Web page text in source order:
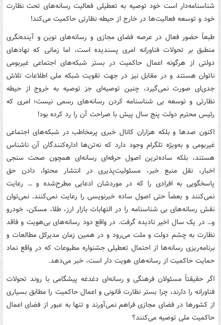
شناسنامه‌دار است خود توصیه به تعطیلی فعالیت رسانه‌های تحت نظارت
خود و توسعه فعالیت‌ها در خارج از حیطه نظارتی حاکمیت می‌کند!
طبعاً حضور فعال در عرصه فضای مجازی و رسانه‌های نوین و آینده‌نگری
منطبق بر تحولات فناورانه امری پسندیده است، اما زمانی که نهادهای
دولتی از هرگونه اعمال حاکمیت در بستر شبکه‌های اجتماعی غیربومی
ناتوان هستند و در مقابل نیز در جهت تقویت شبکه ملی اطلاعات تلاش
جدی‌ای صورت نمی‌گیرد، چنین توصیه‌ای جز توصیه به خروج از حیطه
نظارتی و توسعه بی شناسنامه کردن رسانه‌های رسمی نیست؛ امری که
رئیس محترم دولت پنج سال پیش با صراحت آن را رد کرده بود!
اکنون صدها و بلکه هزاران کانال خبری پرمخاطب در شبکه‌های اجتماعی
غیربومی و به‌ویژه تلگرام وجود دارد که نه‌تن‌ها اداره‌کنندگان آن ناشناس
هستند، بلکه ساده‌ترین اصول حرفه‌ای رسانه‌ای همچون صحت سنجی
اخبار، نقل منبع خبر، مسئولیت‌پذیری در انتشار محتوا، دادن حق
پاسخگویی به افرادی را که در موردشان ادعایی مطرح‌شده و … رعایت
نمی‌کنند و بعضاً حتی اصول ساده خبرنویسی را رعایت نمی‌کنند. نمی‌توان
نقش رسانه‌های بی شناسنامه را در التهابات بازار ارز، طلا، مسکن، خودرو
و… در یک سال اخیر نادیده گرفت. در واقع دود رسانه‌های بی‌هویت و فاقد
نظارت به چشم دولت و ملت می‌رود و در همین زمان مدیرکل مطالعات و
برنامه‌ریزی رسانه‌ها از احتمال تعطیلی جشنواره مطبوعات که در واقع نماد
حمایت حاکمیت از رسانه‌های هویت دار است، خبر می‌دهد.
اگر حقیقتاً مسئولان فرهنگی و رسانه‌ای دغدغه پیشگامی با روند تحولات
فناورانه را دارند، چرا بستر نظارت قانونی و اعمال حاکمیت را مطابق بسیاری
از کشورها در فضای مجازی فراهم نمی‌آورند و تنها به عبور از فضای اعمال
حاکمیت ملی توصیه می‌کنند؟